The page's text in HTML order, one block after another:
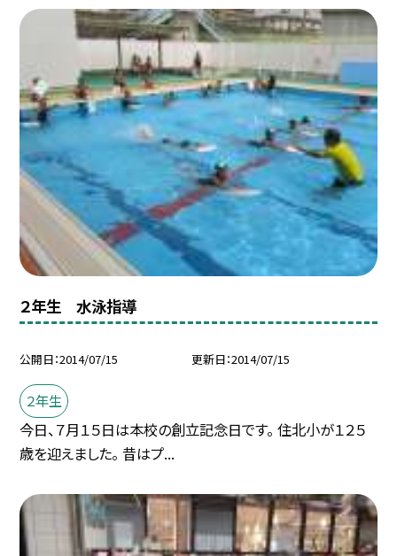
２年生 水泳指導
公開日 2014/07/15 更新日 2014/07/15
２年生
今日、７月１５日は本校の創立記念日です。 住北小が１２５
歳を迎えました。 昔はプ...